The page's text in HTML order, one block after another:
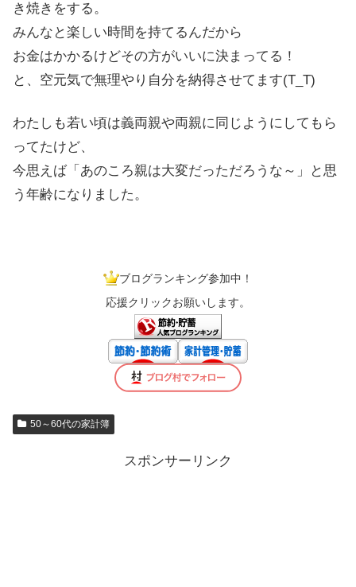
き焼きをする。
みんなと楽しい時間を持てるんだから
お金はかかるけどその方がいいに決まってる！
と、空元気で無理やり自分を納得させてます(T_T)
わたしも若い頃は義両親や両親に同じようにしてもら
ってたけど、
今思えば「あのころ親は大変だっただろうな～」と思
う年齢になりました。
ブログランキング参加中！
応援クリックお願いします。
50～60代の家計簿
スポンサーリンク